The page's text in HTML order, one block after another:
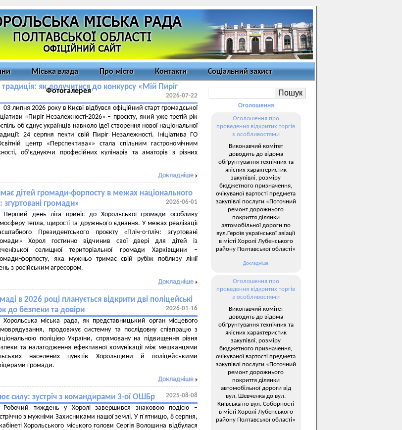
Міська влада Про місто Контакти Соціальний захист
Фотогалерея
як долучитися до конкурсу «Мій Пиріг
2026-07-22
03 липня 2026 року в Києві відбувся офіційний старт громадської
«Пиріг Незалежності-2026» – проєкту, який уже третій рік
об'єднує українців навколо ідеї створення нової національної
24 серпня пекти свій Пиріг Незалежності. Ініціатива ГО
центр «Перспектива»» стала спільним гастрономічним
об’єднуючи професійних кулінарів та аматорів з різних
Докладніше
дітей громади-форпосту в межах національного
згуртовані громади»
2026-06-01
Перший день літа приніс до Хорольської громади особливу
тепла, щирості та дружнього єднання. У межах реалізації
Президентського проєкту «Пліч-о-пліч: згуртовані
Хорол гостинно відчинив свої двері для дітей із
селищної територіальної громади Харківщини –
форпосту, яка мужньо тримає свій рубіж поблизу лінії
з російським агресором.
Докладніше
в 2026 році планується відкрити дві поліцейські
до безпеки та довіри
2026-01-16
Хорольська міська рада, як представницький орган місцевого
продовжує системну та послідовну співпрацю з
поліцією України, спрямовану на підвищення рівня
та налагодження ефективної комунікації між мешканцями
населених пунктів Хорольщини й поліцейськими
громади.
Докладніше
силу: зустріч з командирами 3-ої ОШБр 2025-08-08
Робочий тиждень у Хоролі завершився знаковою подією –
з мужніми Захисниками нашої землі. У п'ятницю, 8 серпня,
Хорольського міського голови Сергія Волошина відбулася
Оголошення
Оголошення про
проведення відкритих торгів
з особливостями
Виконавчий комітет
доводить до відома
обґрунтування технічних та
якісних характеристик
закупівлі, розміру
бюджетного призначення,
очікуваної вартості предмета
закупівлі послуги «Поточний
ремонт дорожнього
покриття ділянки
автомобільної дороги по
вул.Героїв української авіації
в місті Хоролі Лубенського
району Полтавської області»
Докладніше
Оголошення про
проведення відкритих торгів
з особливостями
Виконавчий комітет
доводить до відома
обґрунтування технічних та
якісних характеристик
закупівлі, розміру
бюджетного призначення,
очікуваної вартості предмета
закупівлі послуги «Поточний
ремонт дорожнього
покриття ділянки
автомобільної дороги від
вул. Шевченка до вул.
Київська по вул. Соборності
в місті Хоролі Лубенського
району Полтавської області»